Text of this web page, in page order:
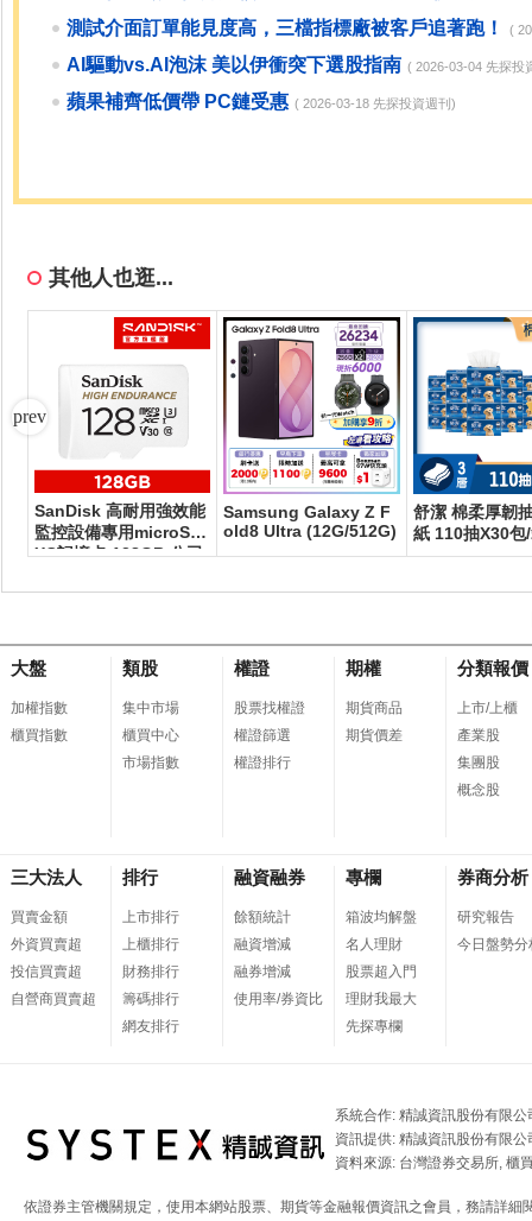
測試介面訂單能見度高，三檔指標廠被客戶追著跑！
(
AI驅動vs.AI泡沫 美以伊衝突下選股指南 ( 2026-03-04 先探投
蘋果補齊低價帶 PC鏈受惠 ( 2026-03-18 先探投資週刊)
其他人也逛...
SanDisk 高耐用強效能
監控設備專用microSD
XC記憶卡 128GB 公司
Samsung Galaxy Z F
old8 Ultra (12G/512G)
舒潔 棉柔厚韌
紙 110抽X30包
大盤
加權指數
櫃買指數
類股
集中市場
櫃買中心
市場指數
權證
股票找權證
權證篩選
權證排行
期權
期貨商品
期貨價差
分類報價
上市/上櫃
產業股
集團股
概念股
三大法人
買賣金額
外資買賣超
投信買賣超
自營商買賣超
排行
上市排行
上櫃排行
財務排行
籌碼排行
網友排行
融資融券
餘額統計
融資增減
融券增減
使用率/券資比
專欄
箱波均解盤
名人理財
股票超入門
理財我最大
先探專欄
券商分析
研究報告
今日盤勢分
系統合作: 精誠資訊股份有限公
資訊提供: 精誠資訊股份有限公
資料來源: 台灣證券交易所, 櫃
依證券主管機關規定，使用本網站股票、期貨等金融報價資訊之會員，務請詳細